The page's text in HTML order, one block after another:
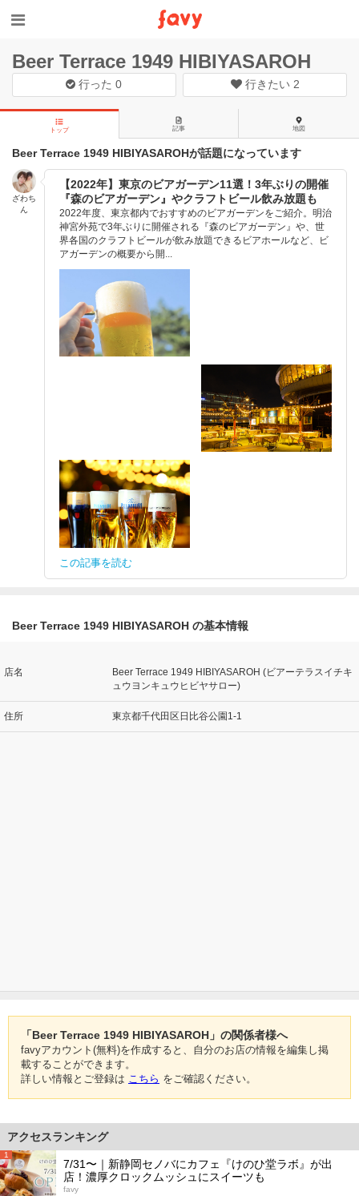
Beer Terrace 1949 HIBIYASAROH
行った0 行きたい 2
トップ 記事 地図
Beer Terrace 1949 HIBIYASAROHが話題になっています
ざわち
ん
【2022年】東京のビアガーデン11選！3年ぶりの開催
『森のビアガーデン』やクラフトビール飲み放題も
2022年度、東京都内でおすすめのビアガーデンをご紹介。明治
神宮外苑で3年ぶりに開催される『森のビアガーデン』や、世
界各国のクラフトビールが飲み放題できるビアホールなど、ビ
アガーデンの概要から開...
この記事を読む
Beer Terrace 1949 HIBIYASAROH の基本情報
店名
Beer Terrace 1949 HIBIYASAROH (ビアーテラスイチキ
ュウヨンキュウヒビヤサロー)
住所 東京都千代田区日比谷公園1-1
「Beer Terrace 1949 HIBIYASAROH」の関係者様へ
favyアカウント(無料)を作成すると、自分のお店の情報を編集し掲
載することができます。
詳しい情報とご登録は こちら をご確認ください。
アクセスランキング
1
7/31〜｜新静岡セノバにカフェ『けのひ堂ラボ』が出
店！濃厚クロックムッシュにスイーツも
favy